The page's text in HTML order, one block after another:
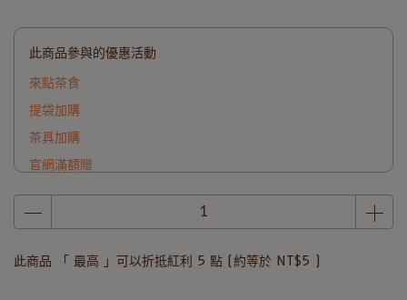
此商品參與的優惠活動
來點茶食
提袋加購
茶具加購
官網滿額贈
此商品 「 最高 」可以折抵紅利 5 點 (約等於 NT$5 )